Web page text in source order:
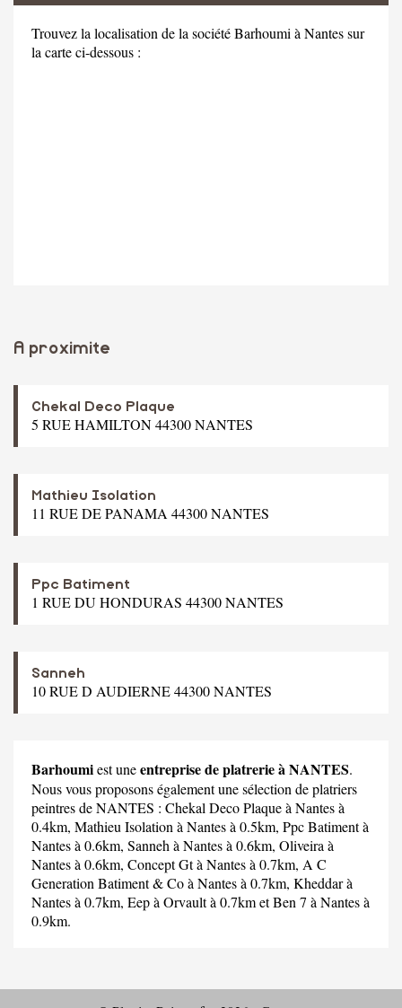
Trouvez la localisation de la société Barhoumi à Nantes sur
la carte ci-dessous :
A proximite
Chekal Deco Plaque
5 RUE HAMILTON 44300 NANTES
Mathieu Isolation
11 RUE DE PANAMA 44300 NANTES
Ppc Batiment
1 RUE DU HONDURAS 44300 NANTES
Sanneh
10 RUE D AUDIERNE 44300 NANTES
Barhoumiest uneentreprise de platrerie à NANTES.
Nous vous proposons également une sélection de platriers
peintres de NANTES : Chekal Deco Plaqueà Nantes à
0.4km, Mathieu Isolation à Nantes à 0.5km, Ppc Batimentà
Nantes à 0.6km, Sanneh à Nantes à 0.6km, Oliveira à
Nantes à 0.6km, Concept Gtà Nantes à 0.7km, A C
Generation Batiment & Coà Nantes à 0.7km, Kheddarà
Nantes à 0.7km, Eepà Orvault à 0.7km etBen 7 à Nantes à
0.9km.